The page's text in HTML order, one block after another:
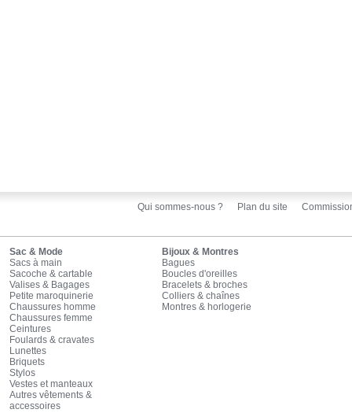
Qui sommes-nous ? Plan du site
Sac & Mode
Sacs à main
Sacoche & cartable
Valises & Bagages
Petite maroquinerie
Chaussures homme
Chaussures femme
Ceintures
Foulards & cravates
Lunettes
Briquets
Stylos
Vestes et manteaux
Autres vêtements &
accessoires
Bijoux & Montres
Bagues
Boucles d'oreilles
Bracelets & broches
Colliers & chaînes
Montres & horlogerie